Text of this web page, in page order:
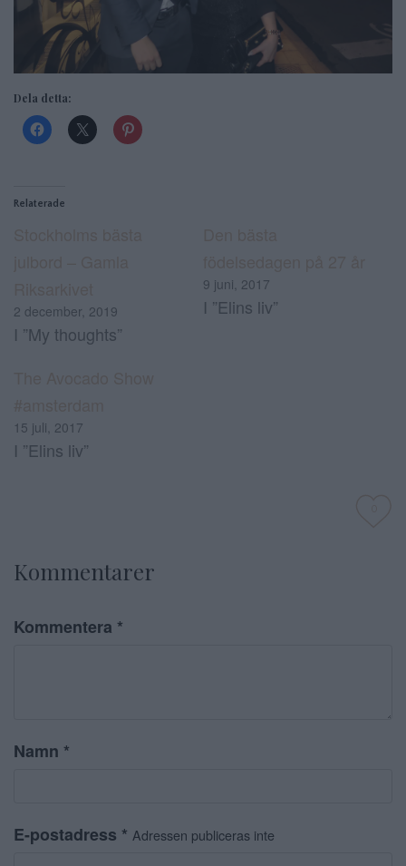
Dela detta:
Relaterade
2 december, 2019
I ”My thoughts”
9 juni, 2017
I ”Elins liv”
15 juli, 2017
I ”Elins liv”
Kommentarer
Kommentera *
Namn *
E-postadress * Adressen publiceras inte